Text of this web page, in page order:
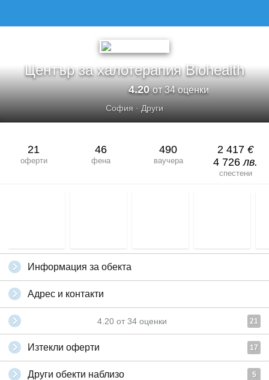
Център за халотерапия Biohealth
4.20от 34 оценки
София · Други
21
оферти
46
фена
490
ваучера
2 417 €
4 726лв.
спестени
Информация за обекта
Адрес и контакти
4.20 от 34 оценки 21
Изтекли оферти 17
Други обекти наблизо 5